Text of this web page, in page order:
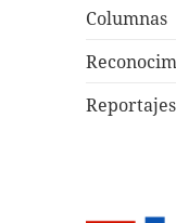
Columnas